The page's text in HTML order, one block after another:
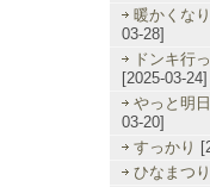
暖かくな
03-28]
ドンキ行
[2025-03-24]
やっと明
03-20]
すっかり
ひなまつり